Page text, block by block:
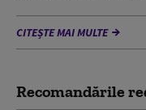
CITEȘTE MAI MULTE
Recomandările